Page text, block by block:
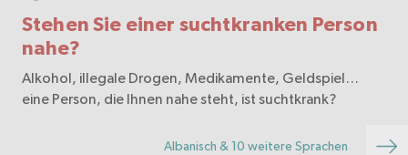
Stehen Sie einer suchtkranken Person
nahe?
Alkohol, illegale Drogen, Medikamente, Geldspiel…
eine Person, die Ihnen nahe steht, ist suchtkrank?
Albanisch & 10 weitere Sprachen